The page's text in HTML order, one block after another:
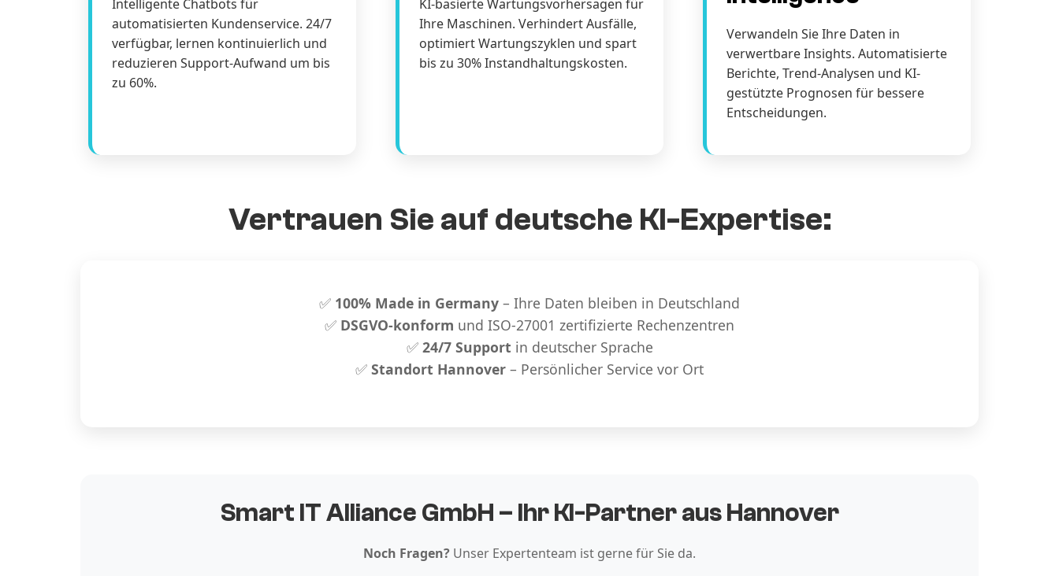
Intelligente Chatbots für
automatisierten Kundenservice. 24/7
verfügbar, lernen kontinuierlich und
reduzieren Support-Aufwand um bis
zu 60%.
KI-basierte Wartungsvorhersagen für
Ihre Maschinen. Verhindert Ausfälle,
optimiert Wartungszyklen und spart
bis zu 30% Instandhaltungskosten.
Verwandeln Sie Ihre Daten in
verwertbare Insights. Automatisierte
Berichte, Trend-Analysen und KI-
gestützte Prognosen für bessere
Entscheidungen.
Vertrauen Sie auf deutsche KI-Expertise:
✅ 100% Made in Germany – Ihre Daten bleiben in Deutschland
✅ DSGVO-konform und ISO-27001 zertifizierte Rechenzentren
✅ 24/7 Support in deutscher Sprache
✅ Standort Hannover – Persönlicher Service vor Ort
Smart IT Alliance GmbH – Ihr KI-Partner aus Hannover
Noch Fragen? Unser Expertenteam ist gerne für Sie da.